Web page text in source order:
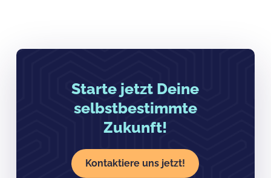
Starte jetzt Deine
selbstbestimmte
Zukunft!
Kontaktiere uns jetzt!